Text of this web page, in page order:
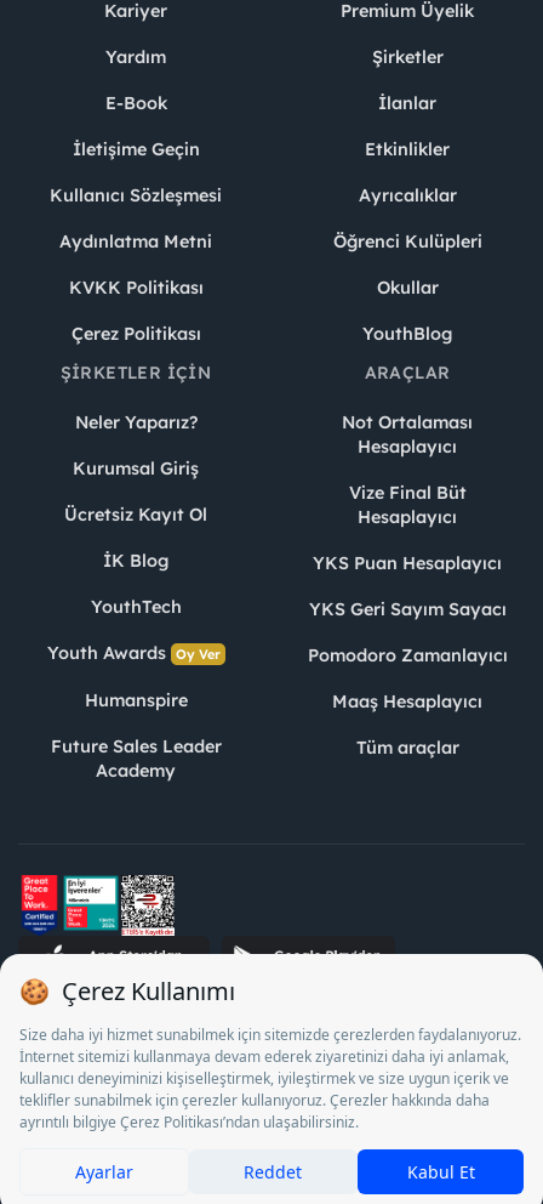
Kariyer
Yardım
E-Book
İletişime Geçin
Kullanıcı Sözleşmesi
Aydınlatma Metni
KVKK Politikası
Çerez Politikası
Premium Üyelik
Şirketler
İlanlar
Etkinlikler
Ayrıcalıklar
Öğrenci Kulüpleri
Okullar
YouthBlog
ŞIRKETLER İÇIN
Neler Yaparız?
Kurumsal Giriş
Ücretsiz Kayıt Ol
İK Blog
YouthTech
Youth Awards Oy Ver
Humanspire
Future Sales Leader
Academy
ARAÇLAR
Not Ortalaması
Hesaplayıcı
Vize Final Büt
Hesaplayıcı
YKS Puan Hesaplayıcı
YKS Geri Sayım Sayacı
Pomodoro Zamanlayıcı
Maaş Hesaplayıcı
Tüm araçlar
STJ İnsan Kaynakları Bilişim ve Danışmanlık A.Ş. Özel İstihdam
Bürosu Olarak 13/05/2025 - 12/05/2028 tarihleri arasında
faaliyette bulunmak üzere, Türkiye İş Kurumu tarafından
18/04/2025 tarih ve 18095710 sayılı karar uyarınca 1078 nolu
belge ile faaliyet göstermektedir. 4904 sayılı kanun uyarınca iş
arayanlardan ücret alınması yasaktır.